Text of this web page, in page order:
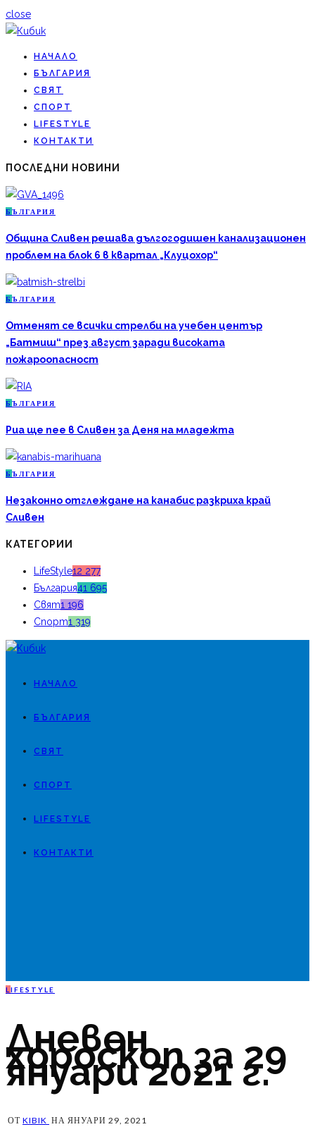
close
НАЧАЛО
БЪЛГАРИЯ
СВЯТ
СПОРТ
LIFESTYLE
КОНТАКТИ
ПОСЛЕДНИ НОВИНИ
Б ЪЛГАРИЯ
Община Сливен решава дългогодишен канализационен
проблем на блок 6 в квартал „Клуцохор“
Б ЪЛГАРИЯ
Отменят се всички стрелби на учебен център
„Батмиш“ през август заради високата
пожароопасност
Б ЪЛГАРИЯ
Риа ще пее в Сливен за Деня на младежта
Б ЪЛГАРИЯ
Незаконно отглеждане на канабис разкриха край
Сливен
КАТЕГОРИИ
LifeStyle12 277
България41 695
Свят1 196
Спорт1 319
НАЧАЛО
БЪЛГАРИЯ
СВЯТ
СПОРТ
LIFESTYLE
КОНТАКТИ
L IFESTYLE
Дневен
хороскоп за 29
януари 2021 г.
ОТ KIBIK НА ЯНУАРИ 29, 2021